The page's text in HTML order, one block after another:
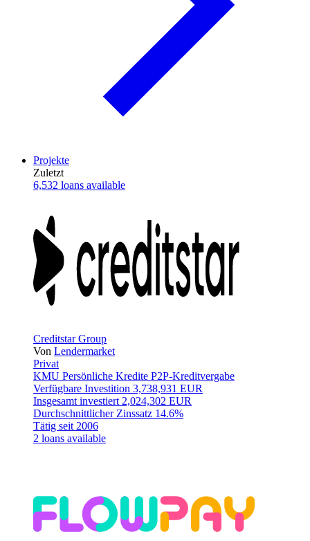
Projekte
Zuletzt
6,532 loans available
Creditstar Group
Von Lendermarket
Privat
KMU Persönliche Kredite P2P-Kreditvergabe
Verfügbare Investition 3,738,931 EUR
Insgesamt investiert 2,024,302 EUR
Durchschnittlicher Zinssatz 14.6%
Tätig seit 2006
2 loans available